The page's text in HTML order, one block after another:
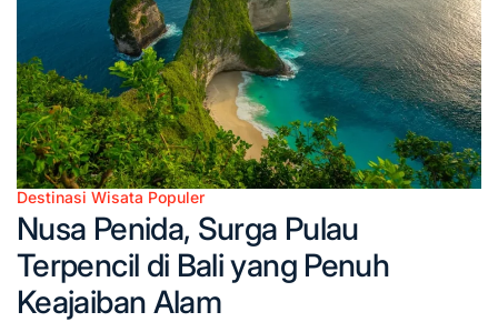
Posted
in
Destinasi Wisata Populer
Nusa Penida, Surga Pulau
Terpencil di Bali yang Penuh
Keajaiban Alam